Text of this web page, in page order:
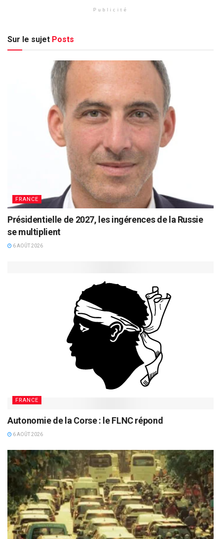
Publicité
Sur le sujet Posts
FRANCE
Présidentielle de 2027, les ingérences de la Russie
se multiplient
6 AOÛT 2026
FRANCE
Autonomie de la Corse : le FLNC répond
6 AOÛT 2026